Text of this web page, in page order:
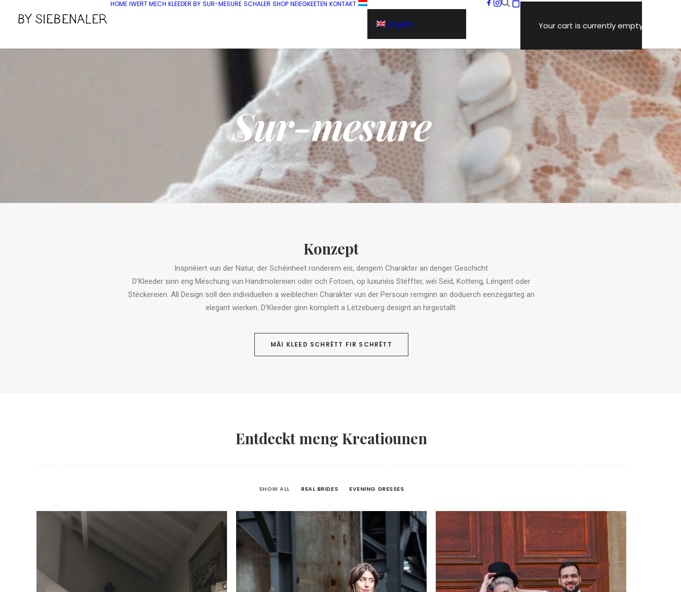
HOME IWERT MECH KLEEDER BY SUR-MESURE SCHALER SHOP NEIEGKEETEN KONTAKT
English Your cart is currently empty.
Sur-mesure
Konzept
Inspriéiert vun der Natur, der Schéinheet ronderem eis, dengem Charakter an denger Geschicht
D’Kleeder sinn eng Mëschung vun Handmolereien oder och Fotoen, op luxuriéis Stëffter, wéi Seid, Kotteng, Léngent oder
Stéckereien. All Design soll den individuellen a weiblechen Charakter vun der Persoun remginn an doduerch eenzegarteg an
elegant wierken. D’Kleeder ginn komplett a Lëtzebuerg designt an hirgestallt.
MÄI KLEED SCHRËTT FIR SCHRËTT
Entdeckt meng Kreatiounen
SHOW ALL REAL BRIDES EVENING DRESSES